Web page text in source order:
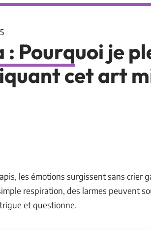
: Pourquoi je
cet art
les émotions surgissent sans crier
respiration, des larmes peuvent
et questionne.